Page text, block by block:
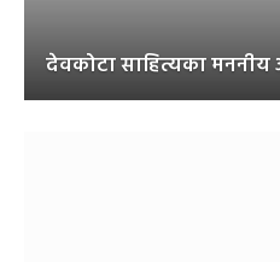
देवकोटा साहित्यका